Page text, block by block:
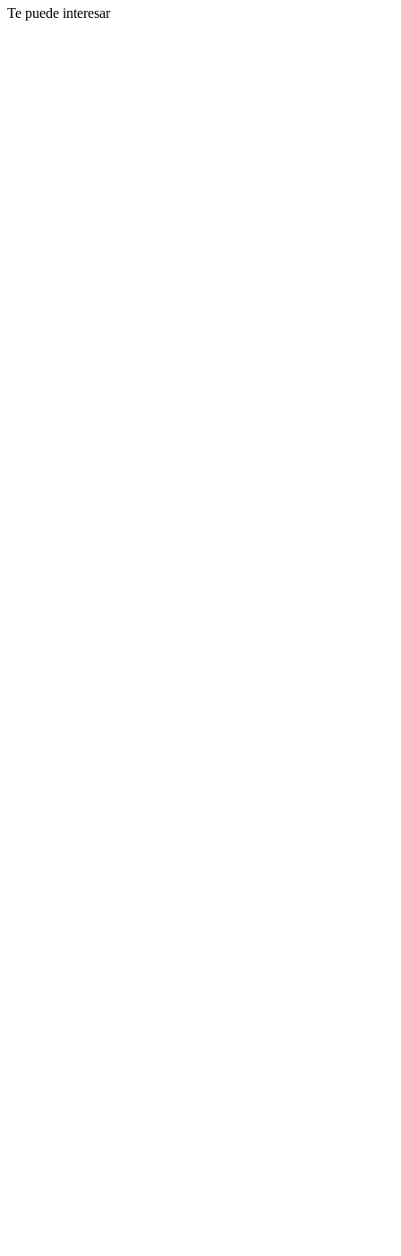
Te puede interesar